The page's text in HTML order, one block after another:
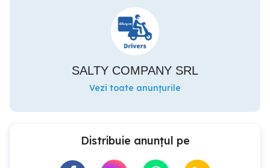
SALTY COMPANY SRL
Vezi toate anunțurile
Distribuie anunțul pe